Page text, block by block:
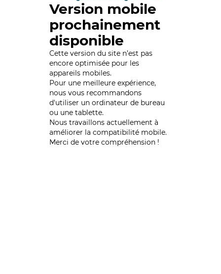
Version mobile
prochainement
disponible
Cette version du site n’est pas
encore optimisée pour les
appareils mobiles.
Pour une meilleure expérience,
nous vous recommandons
d'utiliser un ordinateur de bureau
ou une tablette.
Nous travaillons actuellement à
améliorer la compatibilité mobile.
Merci de votre compréhension !